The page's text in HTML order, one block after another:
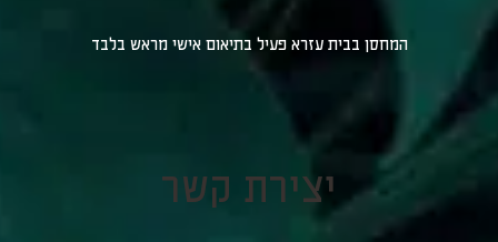
המחסן בבית עזרא פעיל בתיאום אישי מראש בלבד
יצירת קשר